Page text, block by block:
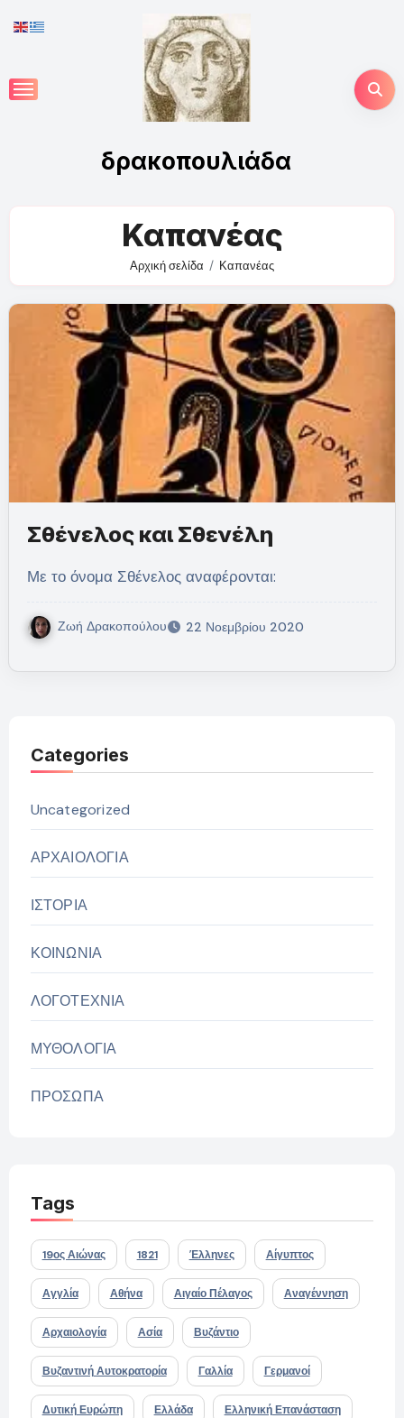
to
δρακοπουλιάδα
Καπανέας
Αρχική σελίδα Καπανέας
Σθένελος και Σθενέλη
Με το όνομα Σθένελος αναφέρονται:
Ζωή Δρακοπούλου 22 Νοεμβρίου 2020
Categories
Uncategorized
ΑΡΧΑΙΟΛΟΓΙΑ
ΙΣΤΟΡΙΑ
ΚΟΙΝΩΝΙΑ
ΛΟΓΟΤΕΧΝΙΑ
ΜΥΘΟΛΟΓΙΑ
ΠΡΟΣΩΠΑ
Tags
19ος Αιώνας 1821 Έλληνες Αίγυπτος
Αγγλία Αθήνα Αιγαίο Πέλαγος Αναγέννηση
Αρχαιολογία Ασία Βυζάντιο
Βυζαντινή Αυτοκρατορία Γαλλία Γερμανοί
Δυτική Ευρώπη Ελλάδα Ελληνική Επανάσταση